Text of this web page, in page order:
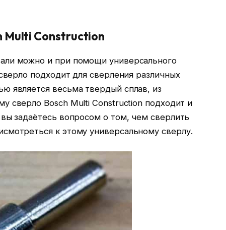
Multi Construction
можно и при помощи универсального
подходит для сверления различных
является весьма твердый сплав, из
сверло Bosch Multi Construction подходит и
задаётесь вопросом о том, чем сверлить
к этому универсальному сверлу.